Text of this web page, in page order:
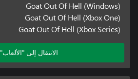
Goat Out Of Hell (Windows)
Goat Out Of Hell (Xbox One)
Goat Out Of Hell (Xbox Series)
الانتقال إلى "الألعاب"